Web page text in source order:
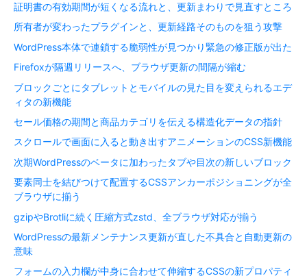
証明書の有効期間が短くなる流れと、更新まわりで見直すところ
所有者が変わったプラグインと、更新経路そのものを狙う攻撃
WordPress本体で連鎖する脆弱性が見つかり緊急の修正版が出た
Firefoxが隔週リリースへ、ブラウザ更新の間隔が縮む
ブロックごとにタブレットとモバイルの見た目を変えられるエデ
ィタの新機能
セール価格の期間と商品カテゴリを伝える構造化データの指針
スクロールで画面に入ると動き出すアニメーションのCSS新機能
次期WordPressのベータに加わったタブや目次の新しいブロック
要素同士を結びつけて配置するCSSアンカーポジショニングが全
ブラウザに揃う
gzipやBrotliに続く圧縮方式zstd、全ブラウザ対応が揃う
WordPressの最新メンテナンス更新が直した不具合と自動更新の
意味
フォームの入力欄が中身に合わせて伸縮するCSSの新プロパティ